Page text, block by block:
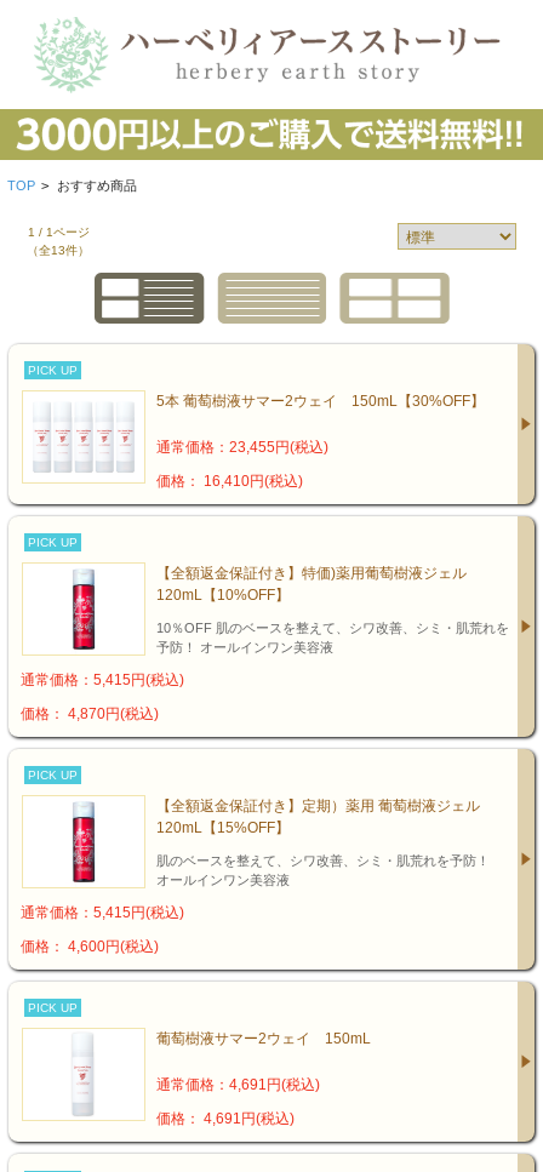
TOP > おすすめ商品
1 / 1ページ
（全13件）
PICK UP
5本 葡萄樹液サマー2ウェイ 150mL【30%OFF】
通常価格：23,455円(税込)
価格： 16,410円(税込)
PICK UP
【全額返金保証付き】特価)薬用葡萄樹液ジェル
120mL【10%OFF】
10％OFF 肌のベースを整えて、シワ改善、シミ・肌荒れを
予防！ オールインワン美容液
通常価格：5,415円(税込)
価格： 4,870円(税込)
PICK UP
【全額返金保証付き】定期）薬用 葡萄樹液ジェル
120mL【15%OFF】
肌のベースを整えて、シワ改善、シミ・肌荒れを予防！
オールインワン美容液
通常価格：5,415円(税込)
価格： 4,600円(税込)
PICK UP
葡萄樹液サマー2ウェイ 150mL
通常価格：4,691円(税込)
価格： 4,691円(税込)